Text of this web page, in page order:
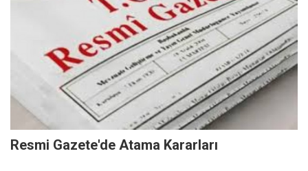
Resmi Gazete'de Atama Kararları